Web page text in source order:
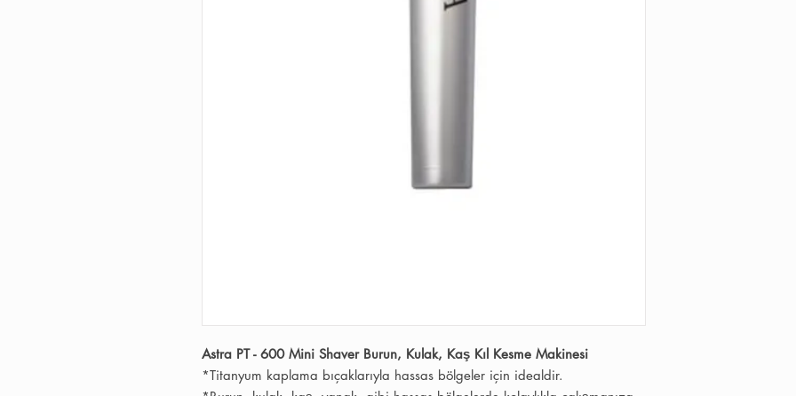
Astra PT - 600 Mini Shaver Burun, Kulak, Kaş Kıl Kesme Makinesi
*Titanyum kaplama bıçaklarıyla hassas bölgeler için idealdir.